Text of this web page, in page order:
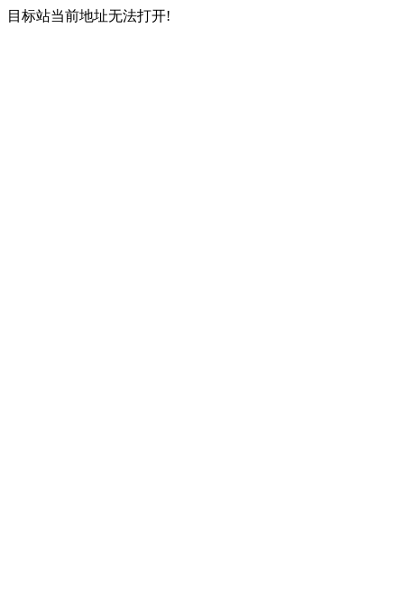
目标站当前地址无法打开!